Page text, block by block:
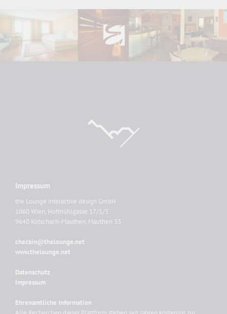
Impressum
the Lounge interactive design GmbH
1060 Wien, Hofmühlgasse 17/1/3
9640 Kötschach-Mauthen, Mauthen 33
checkin@thelounge.net
www.thelounge.net
Datenschutz
Impressum
Ehrenamtliche Information